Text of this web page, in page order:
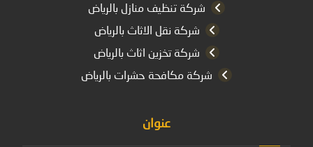
شركة تنظيف منازل بالرياض
شركة نقل الاثاث بالرياض
شركة تخزين اثاث بالرياض
شركة مكافحة حشرات بالرياض
عنوان